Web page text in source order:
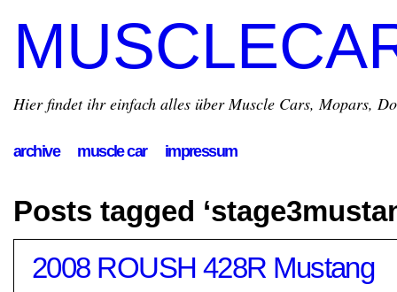
Hier findet ihr einfach alles über Muscle Cars, Mopars,
archive muscle car impressum
Posts tagged
2008 ROUSH 428R Mustang